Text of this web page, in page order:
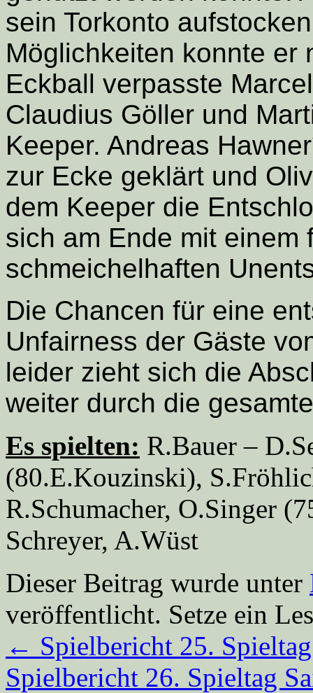
sein Torkonto
Möglichkeiten konnte er
Eckball verpasste
Claudius Göller und
Keeper. Andreas
zur Ecke geklärt und
dem Keeper die
sich am Ende mit einem
schmeichelhaften
Die Chancen für eine
Unfairness der Gäste
leider zieht sich die
weiter durch die
Es spielten: R.Bauer –
(80.E.Kouzinski),
R.Schumacher, O.Singer
Schreyer, A.Wüst
Dieser Beitrag wurde unter
veröffentlicht. Setze ein
← Spielbericht 25.
Spielbericht 26. Spieltag